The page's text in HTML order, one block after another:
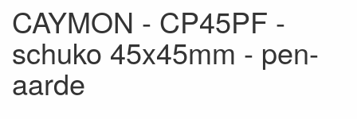
CAYMON - CP45PF -
schuko 45x45mm - pen-
aarde